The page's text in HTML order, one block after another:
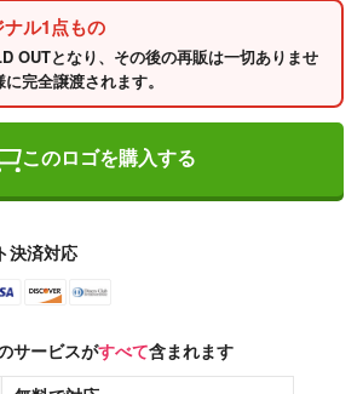
ル1点もの
OUTとなり、その後の再販は一切ありませ
完全譲渡されます。
このロゴを購入する
決済対応
サービスがすべて含まれます